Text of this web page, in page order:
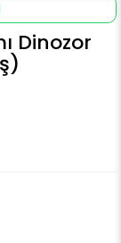
Dinozor